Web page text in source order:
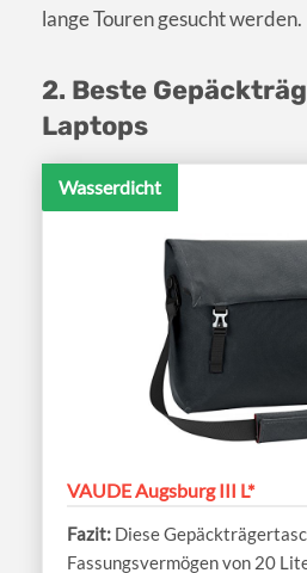
lange Touren gesucht werden.
2. Beste
Laptops
Wasserdicht
VAUDE Augsburg III L*
Diese
Fassungsvermögen von 20